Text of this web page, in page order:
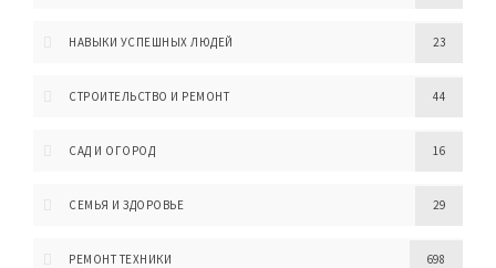
НАВЫКИ УСПЕШНЫХ ЛЮДЕЙ 23
СТРОИТЕЛЬСТВО И РЕМОНТ 44
САД И ОГОРОД 16
СЕМЬЯ И ЗДОРОВЬЕ 29
РЕМОНТ ТЕХНИКИ 698